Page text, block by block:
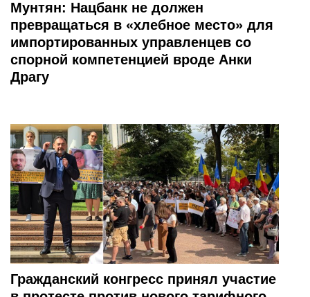
Мунтян: Нацбанк не должен
превращаться в «хлебное место» для
импортированных управленцев со
спорной компетенцией вроде Анки
Драгу
Гражданский конгресс принял участие